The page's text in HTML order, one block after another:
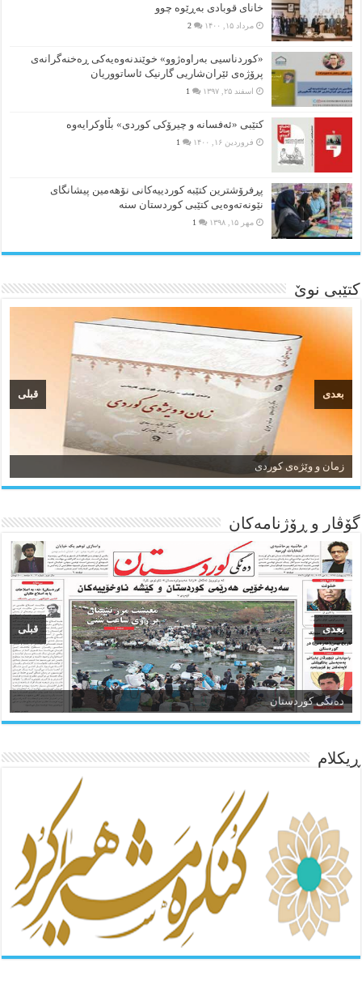
خانای قوبادی بەڕێوە چوو
مرداد ۱۵, ۱۴۰۰ 2
«کوردناسیی بەراوەژوو» خوێندنەوەیەکی ڕەخنەگرانەی
پرۆژەی ئێران‌شاریی گارنیک ئاساتووریان
اسفند ۲۵, ۱۳۹۷ 1
کتێبی «ئەفسانە و چیرۆکی کوردی» بڵاوکرایەوە
فروردین ۱۶, ۱۴۰۰ 1
پڕفرۆشترین کتێبە کوردییەکانی نۆهەمین پیشانگای
نێونەتەوەیی کتێبی کوردستان سنە
مهر ۱۵, ۱۳۹۸ 1
کتێبی نوێ
زمان و وێژەی کوردی
قبلی بعدی
گۆڤار و ڕۆژنامه‌کان
ده‌نگی کوردستان
ئاژانسی هەواڵی مێهر
قبلی بعدی
ڕیکلام